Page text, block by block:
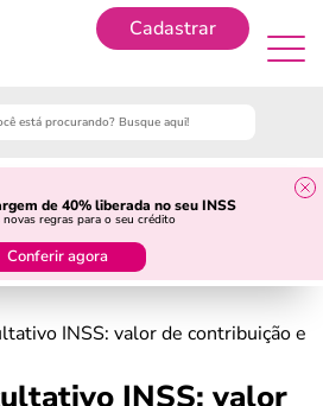
Cadastrar
de 40% liberada no seu INSS
novas regras para o seu crédito
Conferir agora
INSS: valor de contribuição e
INSS: valor